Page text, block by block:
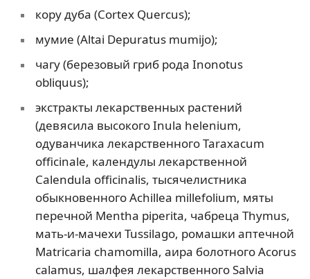
кору дуба (Cortex Quercus);
мумие (Altai Depuratus mumijo);
чагу (березовый гриб рода Inonotus
obliquus);
экстракты лекарственных растений
(девясила высокого Inula helenium,
одуванчика лекарственного Taraxacum
officinale, календулы лекарственной
Calendula officinalis, тысячелистника
обыкновенного Achillea millefolium, мяты
перечной Mentha piperita, чабреца Thуmus,
мать-и-мачехи Tussilаgo, ромашки аптечной
Matricаria chamomilla, аира болотного Acorus
cаlamus, шалфея лекарственного Sаlvia